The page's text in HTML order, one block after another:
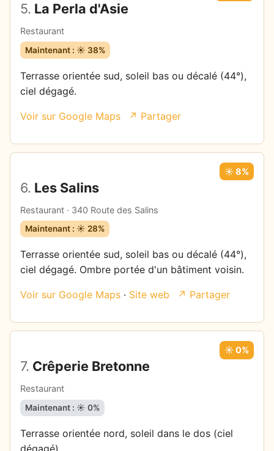
5. La Perla d'Asie
Restaurant
Maintenant : ☀️ 38%
Terrasse orientée sud, soleil bas ou décalé (44°),
ciel dégagé.
Voir sur Google Maps ↗ Partager
6. Les Salins
Restaurant · 340 Route des Salins
☀️ 8%
Maintenant : ☀️ 28%
Terrasse orientée sud, soleil bas ou décalé (44°),
ciel dégagé. Ombre portée d'un bâtiment voisin.
Voir sur Google Maps · Site web ↗ Partager
7. Crêperie Bretonne
Restaurant
☀️ 0%
Maintenant : ☀️ 0%
Terrasse orientée nord, soleil dans le dos (ciel
dégagé).